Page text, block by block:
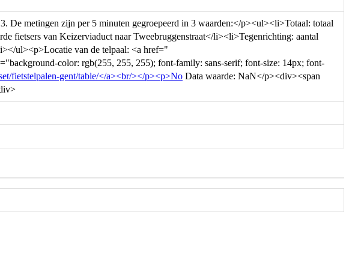
De metingen zijn per 5 minuten gegroepeerd in 3 waarden:</p><ul><li>Totaal: totaal
fietsers van Keizerviaduct naar Tweebruggenstraat</li><li>Tegenrichting: aantal
ul><p>Locatie van de telpaal: <a href="
color: rgb(255, 255, 255); font-family: sans-serif; font-size: 14px; font-
fietstelpalen-gent/table/</a><br/></p><p>No Data waarde: NaN</p><div><span